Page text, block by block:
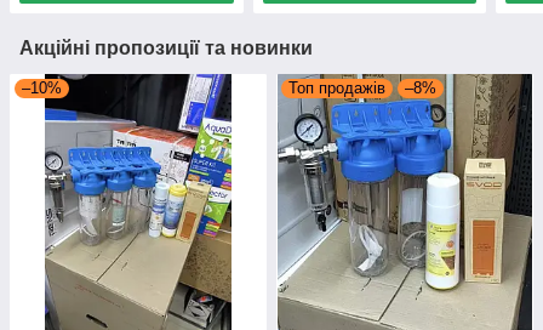
Акційні пропозиції та новинки
–10% Топ продажів –8%